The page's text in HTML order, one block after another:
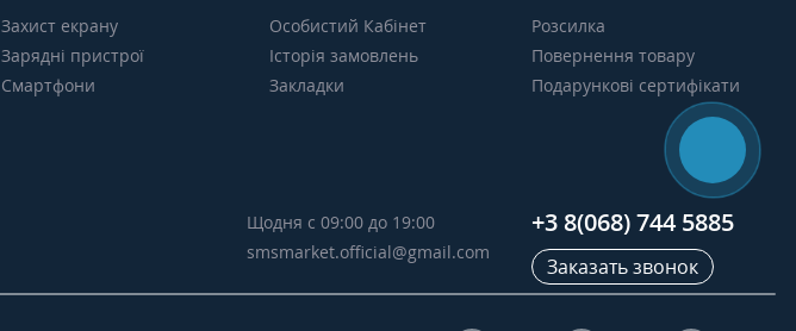
Захист екрану
Зарядні пристрої
Смартфони
Особистий Кабінет
Історія замовлень
Закладки
Розсилка
Повернення товару
Подарункові сертифікати
Щодня с 09:00 до 19:00
smsmarket.official@gmail.com
+3 8(068) 744 5885
Заказать звонок